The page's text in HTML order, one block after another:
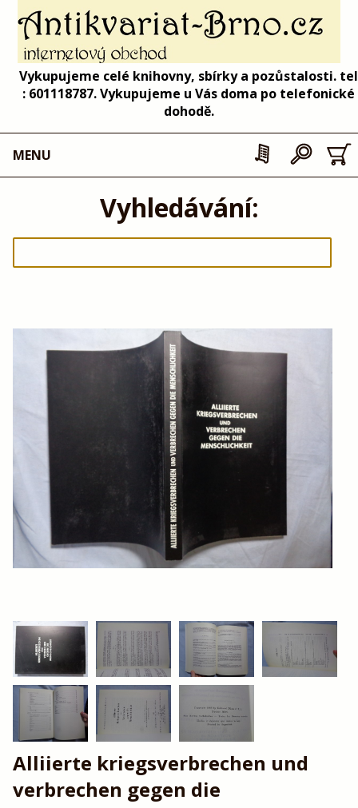
Vykupujeme celé knihovny, sbírky a pozůstalosti. tel
: 601118787. Vykupujeme u Vás doma po telefonické
dohodě.
MENU
Vyhledávání:
Alliierte kriegsverbrechen und
verbrechen gegen die